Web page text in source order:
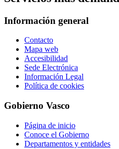
Información general
Contacto
Mapa web
Accesibilidad
Sede Electrónica
Información Legal
Política de cookies
Gobierno Vasco
Página de inicio
Conoce el Gobierno
Departamentos y entidades